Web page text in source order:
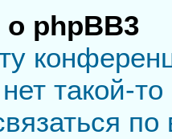
phpBB3
такой-
по